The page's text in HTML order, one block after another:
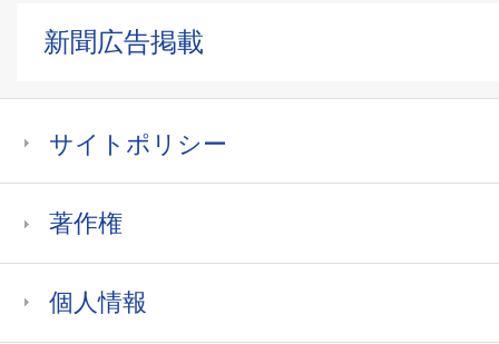
新聞広告掲載
サイトポリシー
著作権
個人情報